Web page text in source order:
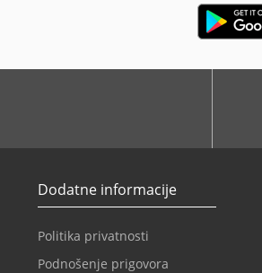
Dodatne informacije
Politika privatnosti
Podnošenje prigovora